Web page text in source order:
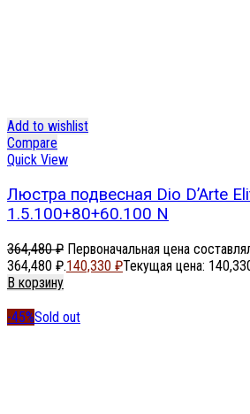
Add to wishlist
Compare
Quick View
Люстра подвесная Dio D’Arte
1.5.100+80+60.100 N
364,480₽ Первоначальная цена
364,480 ₽.140,330 ₽Текущая цена:
В корзину
-45%Sold out